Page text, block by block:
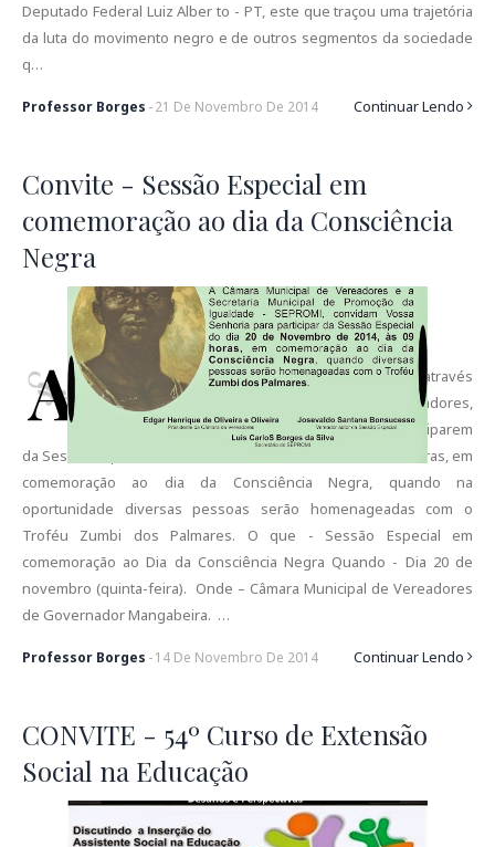
Deputado Federal Luiz Alber to - PT, este que traçou uma trajetória
da luta do movimento negro e de outros segmentos da sociedade
q…
Professor Borges -21 De Novembro De 2014 Continuar Lendo
Convite - Sessão Especial em
comemoração ao dia da Consciência
Negra
A
Prefeitura Municipal de Governador Mangabeira através
da SEPROMI e a Câmara Municipal de Vereadores,
convidam Vossa Senhoria e familiares para participarem
da Sessão Especial do dia 20 de novembro de 2014, às 09 horas, em
comemoração ao dia da Consciência Negra, quando na
oportunidade diversas pessoas serão homenageadas com o
Troféu Zumbi dos Palmares. O que - Sessão Especial em
comemoração ao Dia da Consciência Negra Quando - Dia 20 de
novembro (quinta-feira). Onde – Câmara Municipal de Vereadores
de Governador Mangabeira. …
Professor Borges -14 De Novembro De 2014 Continuar Lendo
CONVITE - 54º Curso de Extensão
Social na Educação